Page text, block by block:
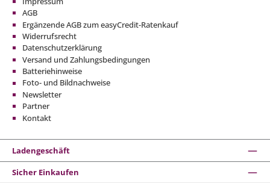
AGB
Ergänzende AGB zum easyCredit-Ratenkauf
Widerrufsrecht
Datenschutzerklärung
Versand und Zahlungsbedingungen
Batteriehinweise
Foto- und Bildnachweise
Newsletter
Partner
Kontakt
Ladengeschäft
Sicher Einkaufen